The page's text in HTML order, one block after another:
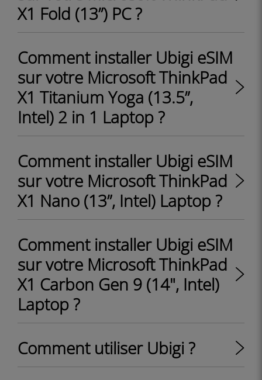
X1 Fold (13”) PC ?
Comment installer Ubigi eSIM
sur votre Microsoft ThinkPad
X1 Titanium Yoga (13.5”,
Intel) 2 in 1 Laptop ?
Comment installer Ubigi eSIM
sur votre Microsoft ThinkPad
X1 Nano (13”, Intel) Laptop ?
Comment installer Ubigi eSIM
sur votre Microsoft ThinkPad
X1 Carbon Gen 9 (14", Intel)
Laptop ?
Comment utiliser Ubigi ?